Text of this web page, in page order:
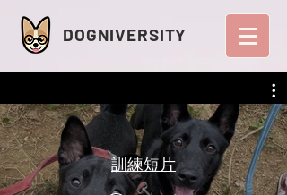
DOGNIVERSITY
訓練短片